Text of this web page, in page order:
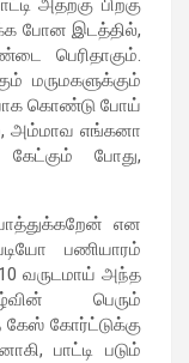
அதற்கு பிறகு
போன இடத்தில்,
பெரிதாகும்.
மருமகளுக்கும்
கொண்டு போய்
அம்மாவ எங்கனா
கேட்கும் போது,
என
பணியாரம்
வருடமாய் அந்த
பெரும்
கேஸ் கோர்ட்டுக்கு
பாட்டி படும்